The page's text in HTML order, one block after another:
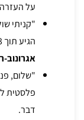
על
"קניתי
הגיע תוך 3 ימים ושירות תמיד זמין ונגיש!!".
אגרונוב-
"שלום,
פלסטית
דבר.